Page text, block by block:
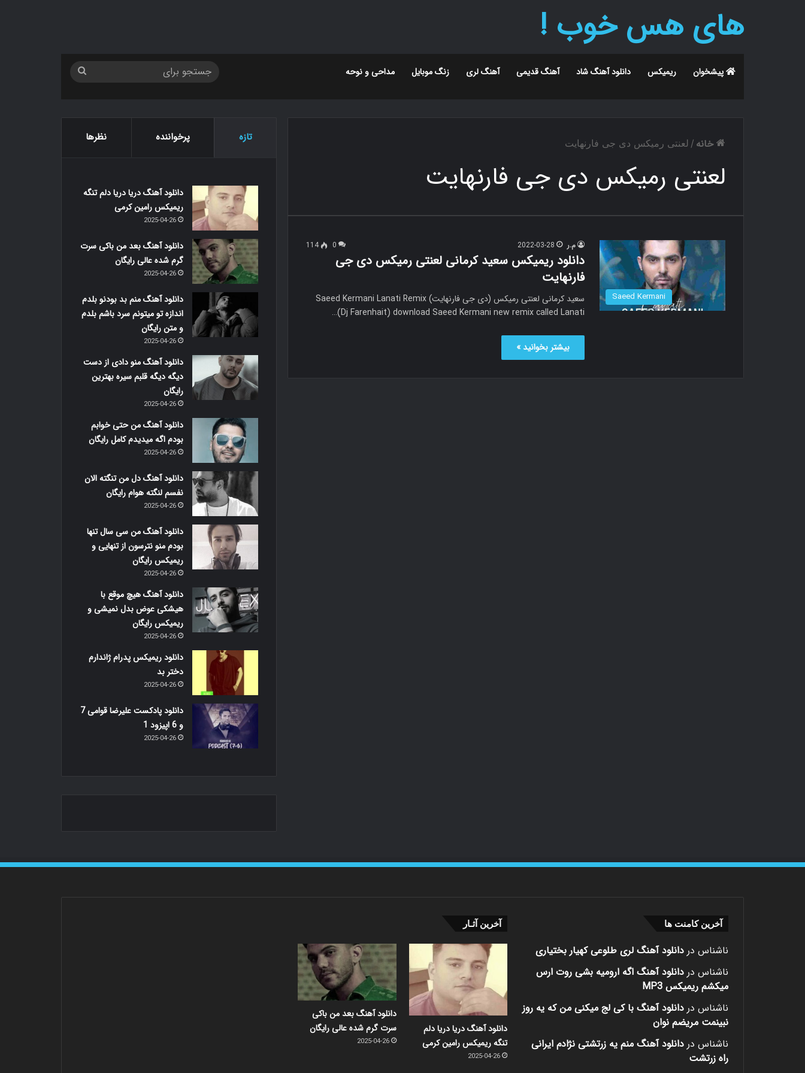
های هس خوب !
پیشخوان ریمیکس دانلود آهنگ شاد آهنگ قدیمی آهنگ لری زنگ موبایل مداحی و نوحه
خانه / لعنتی رمیکس دی جی فارنهایت
لعنتی رمیکس دی جی فارنهایت
Saeed Kermani
م.ر 2022-03-28
0
114
دانلود ریمیکس سعید کرمانی لعنتی رمیکس دی جی
فارنهایت
سعید کرمانی لعنتی رمیکس (دی جی فارنهایت) Saeed Kermani Lanati Remix
(Dj Farenhait) download Saeed Kermani new remix called Lanati…
بیشتر بخوانید »
تازه پرخواننده نظرها
دانلود آهنگ دریا دریا دلم تنگه
ریمیکس رامین کرمی
2025-04-26
دانلود آهنگ بعد من باکی سرت
گرم شده عالی رایگان
2025-04-26
دانلود آهنگ منم بد بودنو بلدم
اندازه تو میتونم سرد باشم بلدم
و متن رایگان
2025-04-26
دانلود آهنگ منو دادی از دست
دیگه دیگه قلبم سیره بهترین
رایگان
2025-04-26
دانلود آهنگ من حتی خوابم
بودم اگه میدیدم کامل رایگان
2025-04-26
دانلود آهنگ دل من تنگته الان
نفسم لنگته هوام رایگان
2025-04-26
دانلود آهنگ من سی سال تنها
بودم منو نترسون از تنهایی و
ریمیکس رایگان
2025-04-26
دانلود آهنگ هیچ موقع با
هیشکی عوض بدل نمیشی و
ریمیکس رایگان
2025-04-26
دانلود ریمیکس پدرام ژاندارم
دختر بد
2025-04-26
دانلود پادکست علیرضا قوامی 7
و 6 اپیزود 1
2025-04-26
آخرین کامنت ها
ناشناس در دانلود آهنگ لری طلوعی کهیار بختیاری
ناشناس در دانلود آهنگ اگه ارومیه بشی روت ارس
میکشم ریمیکس MP3
ناشناس در دانلود آهنگ با کی لج میکنی من که یه روز
نبینمت مریضم نوان
ناشناس در دانلود آهنگ منم یه زرتشتی نژادم ایرانی
راه زرتشت
آخرین آثـار
دانلود آهنگ دریا دریا دلم
تنگه ریمیکس رامین کرمی
2025-04-26
دانلود آهنگ بعد من باکی
سرت گرم شده عالی رایگان
2025-04-26